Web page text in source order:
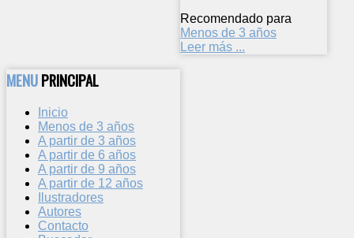
Recomendado para
Menos de 3 años
Leer más ...
MENUPRINCIPAL
Inicio
Menos de 3 años
A partir de 3 años
A partir de 6 años
A partir de 9 años
A partir de 12 años
Ilustradores
Autores
Contacto